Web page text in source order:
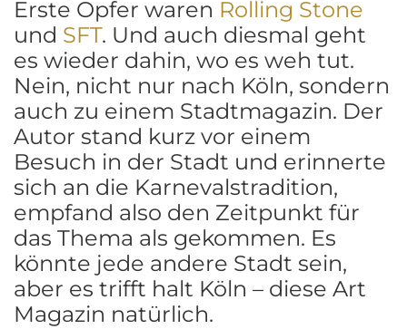
Erste Opfer waren Rolling Stone
und SFT. Und auch diesmal geht
es wieder dahin, wo es weh tut.
Nein, nicht nur nach Köln, sondern
auch zu einem Stadtmagazin. Der
Autor stand kurz vor einem
Besuch in der Stadt und erinnerte
sich an die Karnevalstradition,
empfand also den Zeitpunkt für
das Thema als gekommen. Es
könnte jede andere Stadt sein,
aber es trifft halt Köln – diese Art
Magazin natürlich.